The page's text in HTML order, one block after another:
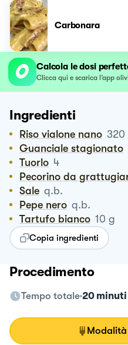
Carbonara
Calcola le dosi
Clicca qui e scarica l’app
Ingredienti
Riso vialone nano 320
Guanciale stagionato
Tuorlo 4
Pecorino da
Sale q.b.
Pepe nero q.b.
Tartufo bianco 10 g
Copia ingredienti
Procedimento
Tempo totale 20 minuti